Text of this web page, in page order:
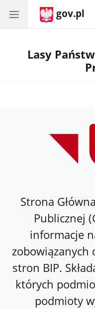
gov.pl
Lasy
Strona
Publicznej
informacje
zobowiązanych
stron BIP.
których
podmioty